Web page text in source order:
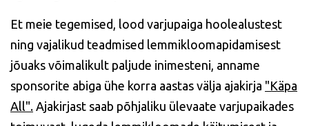
Et meie tegemised, lood varjupaiga hoolealustest
ning vajalikud teadmised lemmikloomapidamisest
jõuaks võimalikult paljude inimesteni, anname
sponsorite abiga ühe korra aastas välja ajakirja "Käpa
All". Ajakirjast saab põhjaliku ülevaate varjupaikades